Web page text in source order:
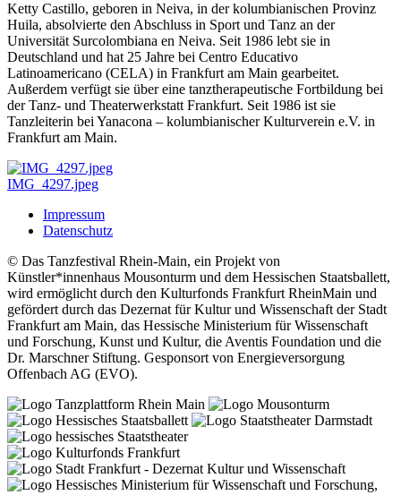
Ketty Castillo, geboren in Neiva, in der kolumbianischen Provinz
Huila, absolvierte den Abschluss in Sport und Tanz an der
Universität Surcolombiana en Neiva. Seit 1986 lebt sie in
Deutschland und hat 25 Jahre bei Centro Educativo
Latinoamericano (CELA) in Frankfurt am Main gearbeitet.
Außerdem verfügt sie über eine tanztherapeutische Fortbildung bei
der Tanz- und Theaterwerkstatt Frankfurt. Seit 1986 ist sie
Tanzleiterin bei Yanacona – kolumbianischer Kulturverein e.V. in
Frankfurt am Main.
IMG_4297.jpeg
Impressum
Datenschutz
© Das Tanzfestival Rhein-Main, ein Projekt von
Künstler*innenhaus Mousonturm und dem Hessischen Staatsballett,
wird ermöglicht durch den Kulturfonds Frankfurt RheinMain und
gefördert durch das Dezernat für Kultur und Wissenschaft der Stadt
Frankfurt am Main, das Hessische Ministerium für Wissenschaft
und Forschung, Kunst und Kultur, die Aventis Foundation und die
Dr. Marschner Stiftung. Gesponsort von Energieversorgung
Offenbach AG (EVO).